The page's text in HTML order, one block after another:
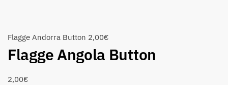
Flagge Andorra Button 2,00€
Flagge Angola Button
2,00€